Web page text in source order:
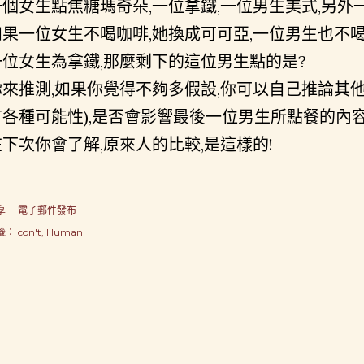
女生點焦糖瑪奇朵,一位拿鐵,一位男生美式,另外
一位女生不喝咖啡,她換成可可亞,一位男生也不
女生為拿鐵,那麼剩下的這位男生點的是?
推測,如果你覺得不夠多假設,你可以自己推論其
種可能性),是否會影響最後一位男生所點餐的內
次你會了解,原來人的比較,是這樣的!
電子郵件發布
： con't Human